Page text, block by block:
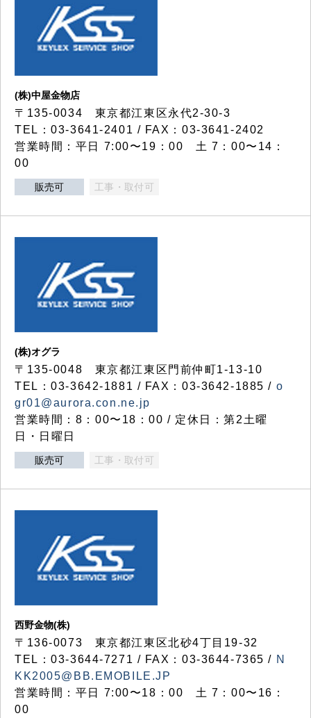
(株)中屋金物店
〒135-0034 東京都江東区永代2-30-3
TEL：03-3641-2401 / FAX：03-3641-2402
営業時間：平日 7:00〜19：00 土 7：00〜14：
00
販売可 工事・取付可
(株)オグラ
〒135-0048 東京都江東区門前仲町1-13-10
TEL：03-3642-1881 / FAX：03-3642-1885 / o
gr01@aurora.con.ne.jp
営業時間：8：00〜18：00 / 定休日：第2土曜
日・日曜日
販売可 工事・取付可
西野金物(株)
〒136-0073 東京都江東区北砂4丁目19-32
TEL：03‐3644‐7271 / FAX：03-3644-7365 / N
KK2005@BB.EMOBILE.JP
営業時間：平日 7:00〜18：00 土 7：00〜16：
00